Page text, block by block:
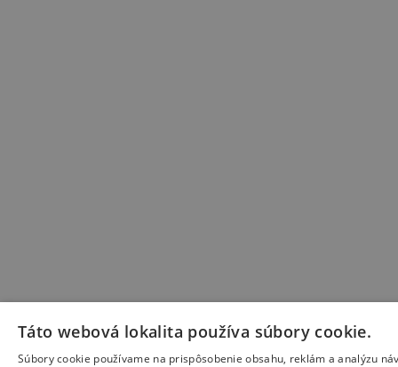
Táto webová lokalita používa súbory cookie.
Súbory cookie používame na prispôsobenie obsahu, reklám a analýzu